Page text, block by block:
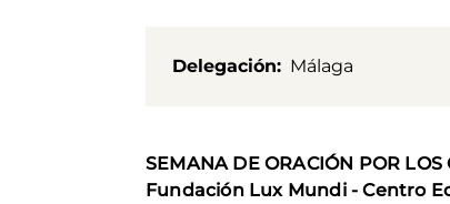
Delegación Málaga
SEMANA DE ORACIÓN POR LOS
Fundación Lux Mundi - Centro